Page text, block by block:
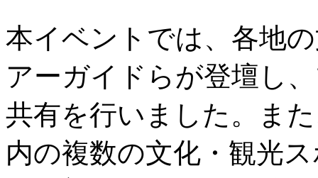
本イベントでは、各地
アーガイドらが登壇し
共有を行いました。ま
内の複数の文化・観光